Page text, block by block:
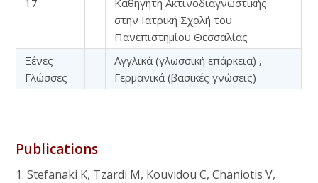
17
Καθηγητή Ακτινοδιαγνωστικής
στην Ιατρική Σχολή του
Πανεπιστημίου Θεσσαλίας
Ξένες
Γλώσσες
Αγγλικά (γλωσσική επάρκεια) ,
Γερμανικά (βασικές γνώσεις)
Publications
1. Stefanaki K, Tzardi M, Kouvidou C, Chaniotis V,